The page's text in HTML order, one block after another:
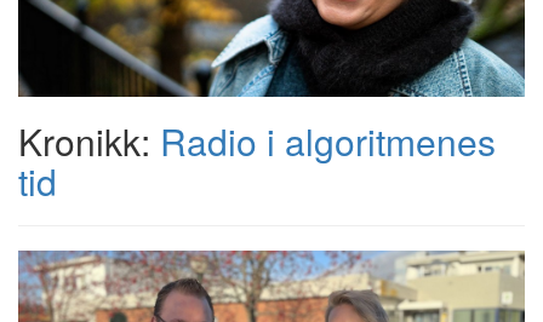
Kronikk: Radio i algoritmenes
tid